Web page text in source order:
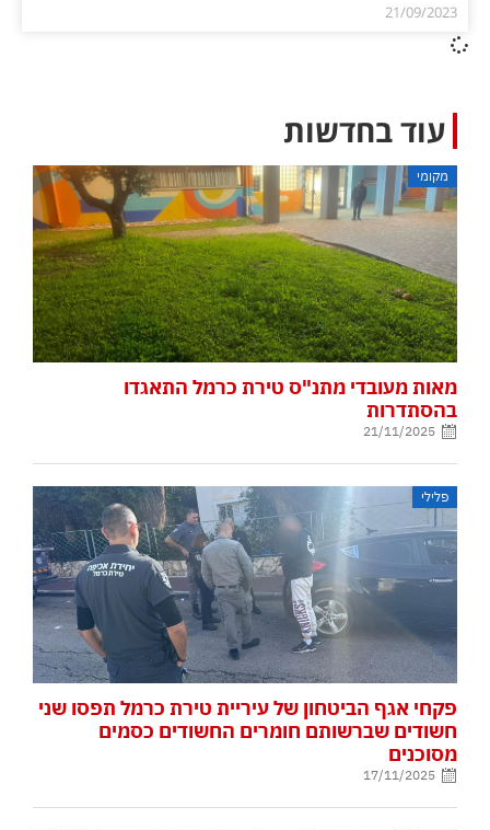
21/09/2023
עוד בחדשות
מקומי
מאות מעובדי מתנ"ס טירת כרמל התאגדו
בהסתדרות
21/11/2025
פלילי
פקחי אגף הביטחון של עיריית טירת כרמל תפסו שני
חשודים שברשותם חומרים החשודים כסמים
מסוכנים
17/11/2025